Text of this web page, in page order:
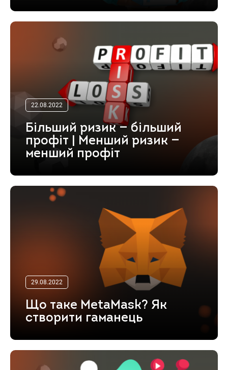
22.08.2022
Більший ризик — більший
профіт | Менший ризик —
менший профіт
29.08.2022
Що таке MetaMask? Як
створити гаманець